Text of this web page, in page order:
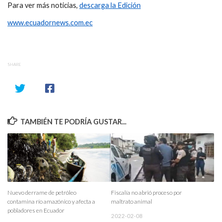
Para ver más noticias, descarga la Edición
www.ecuadornews.com.ec
SHARE
TAMBIÉN TE PODRÍA GUSTAR...
Nuevo derrame de petróleo
contamina río amazónico y afecta a
pobladores en Ecuador
Fiscalía no abrió proceso por
maltrato animal
2022-02-08